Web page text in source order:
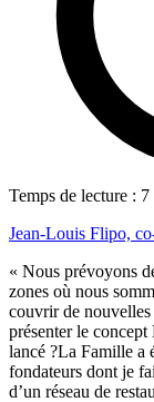
Temps de lecture : 7
Jean-Louis Flipo,
« Nous prévoyons
zones où nous
couvrir de
présenter le
lancé ?La Famille a
fondateurs dont je
d’un réseau de